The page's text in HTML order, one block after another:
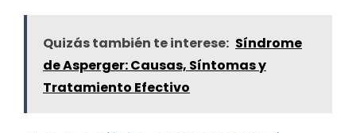
Quizás también te interese: Síndrome
de Asperger: Causas, Síntomas y
Tratamiento Efectivo